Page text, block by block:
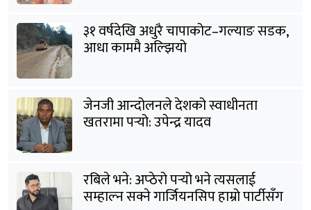
३१ वर्षदेखि अधुरै चापाकोट–गल्याङ सडक,
आधा काममै अल्झियो
जेनजी आन्दोलनले देशको स्वाधीनता
खतरामा पर्‍यो: उपेन्द्र यादव
रबिले भने: अप्ठेरो पर्‍यो भने त्यसलाई
सम्हाल्न सक्ने गार्जियनसिप हाम्रो पार्टीसँग